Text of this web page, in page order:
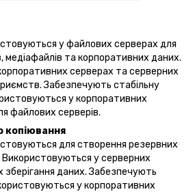
у файлових серверах для
медіафайлів та корпоративних даних.
серверах та серверних
Забезпечують стабільну
у корпоративних
файлових серверів.
копіювання
для створення резервних
Використовуються у серверних
даних. Забезпечують
у корпоративних